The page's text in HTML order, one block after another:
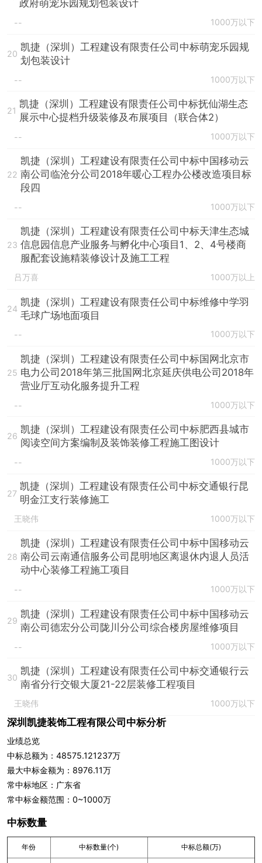
政府萌宠乐园规划包装设计
-- 1000万以下
20
凯捷（深圳）工程建设有限责任公司中标萌宠乐园规
划包装设计
-- 1000万以下
21
凯捷（深圳）工程建设有限责任公司中标抚仙湖生态
展示中心提档升级装修及布展项目（联合体2）
-- 1000万以下
22
凯捷（深圳）工程建设有限责任公司中标中国移动云
南公司临沧分公司2018年暖心工程办公楼改造项目标
段四
-- 1000万以下
23
凯捷（深圳）工程建设有限责任公司中标天津生态城
信息园信息产业服务与孵化中心项目1、2、4号楼商
服配套设施精装修设计及施工工程
吕万喜 1000万以上
24
凯捷（深圳）工程建设有限责任公司中标维修中学羽
毛球广场地面项目
-- 1000万以下
25
凯捷（深圳）工程建设有限责任公司中标国网北京市
电力公司2018年第三批国网北京延庆供电公司2018年
营业厅互动化服务提升工程
-- 1000万以下
26
凯捷（深圳）工程建设有限责任公司中标肥西县城市
阅读空间方案编制及装饰装修工程施工图设计
-- 1000万以下
27
凯捷（深圳）工程建设有限责任公司中标交通银行昆
明金江支行装修施工
王晓伟 1000万以下
28
凯捷（深圳）工程建设有限责任公司中标中国移动云
南公司云南通信服务公司昆明地区离退休内退人员活
动中心装修工程施工项目
-- 1000万以下
29
凯捷（深圳）工程建设有限责任公司中标中国移动云
南公司德宏分公司陇川分公司综合楼房屋维修项目
-- 1000万以下
30
凯捷（深圳）工程建设有限责任公司中标交通银行云
南省分行交银大厦21-22层装修工程项目
王晓伟 1000万以下
深圳凯捷装饰工程有限公司中标分析
业绩总览
中标总额为：48575.121237万
最大中标金额为：8976.11万
常中标地区：广东省
常中标金额范围：0~1000万
中标数量
年份 中标数量(个) 中标总额(万)